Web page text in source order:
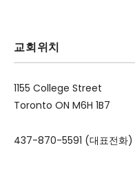
교회위치
1155 College Street
Toronto ON M6H 1B7
437-870-5591 (대표전화)